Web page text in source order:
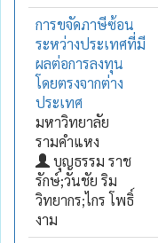
การขจัดภาษีซ้อน
ระหว่างประเทศที่มี
ผลต่อการลงทุน
โดยตรงจากต่าง
ประเทศ
มหาวิทยาลัย
รามคำแหง
บุญธรรม ราช
รักษ์;วันชัย ริม
วิทยากร;ไกร โพธิ์
งาม